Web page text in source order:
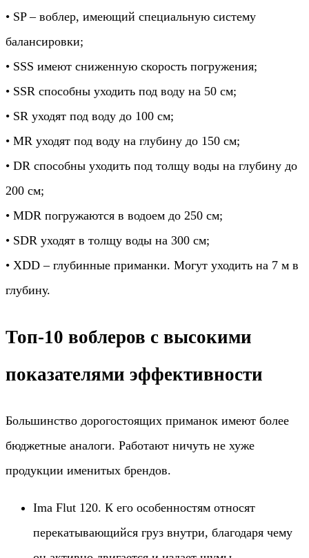
• SP – воблер, имеющий специальную систему
балансировки;
• SSS имеют сниженную скорость погружения;
• SSR способны уходить под воду на 50 см;
• SR уходят под воду до 100 см;
• MR уходят под воду на глубину до 150 см;
• DR способны уходить под толщу воды на глубину до
200 см;
• MDR погружаются в водоем до 250 см;
• SDR уходят в толщу воды на 300 см;
• XDD – глубинные приманки. Могут уходить на 7 м в
глубину.
Топ-10 воблеров с высокими
показателями эффективности
Большинство дорогостоящих приманок имеют более
бюджетные аналоги. Работают ничуть не хуже
продукции именитых брендов.
Ima Flut 120. К его особенностям относят
перекатывающийся груз внутри, благодаря чему